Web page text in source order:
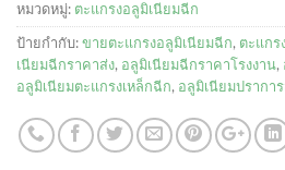
หมวดหมู่: ตะแกรงอลูมิเนียมฉีก
ป้ายกำกับ: ขายตะแกรงอลูมิเนียมฉีก, ตะแกร
เนียมฉีกราคาส่ง, อลูมิเนียมฉีกราคาโรงงาน,
อลูมิเนียมตะแกรงเหล็กฉีก, อลูมิเนียมปรากา